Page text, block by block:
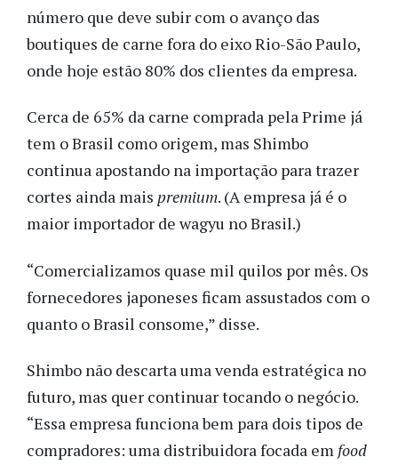
número que deve subir com o avanço das
boutiques de carne fora do eixo Rio-São Paulo,
onde hoje estão 80% dos clientes da empresa.
Cerca de 65% da carne comprada pela Prime já
tem o Brasil como origem, mas Shimbo
continua apostando na importação para trazer
cortes ainda mais premium. (A empresa já é o
maior importador de wagyu no Brasil.)
“Comercializamos quase mil quilos por mês. Os
fornecedores japoneses ficam assustados com o
quanto o Brasil consome,” disse.
Shimbo não descarta uma venda estratégica no
futuro, mas quer continuar tocando o negócio.
“Essa empresa funciona bem para dois tipos de
compradores: uma distribuidora focada em food